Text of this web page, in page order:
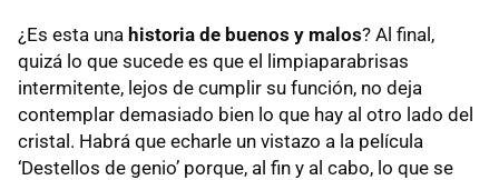
¿Es esta una historia de buenos y malos? Al final,
quizá lo que sucede es que el limpiaparabrisas
intermitente, lejos de cumplir su función, no deja
contemplar demasiado bien lo que hay al otro lado del
cristal. Habrá que echarle un vistazo a la película
‘Destellos de genio’ porque, al fin y al cabo, lo que se